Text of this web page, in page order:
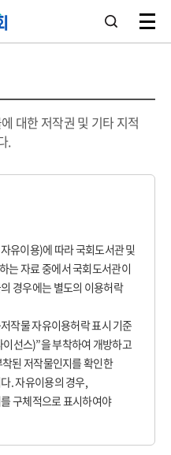
대한 저작권 및 기타 지적
.
유이용)에 따라 국회도서관 및
는 자료 중에서 국회도서관이
경우에는 별도의 이용허락
작물 자유이용허락 표시 기준
선스)”을 부착하여 개방하고
된 저작물인지를 확인한
. 자유이용의 경우,
구체적으로 표시하여야